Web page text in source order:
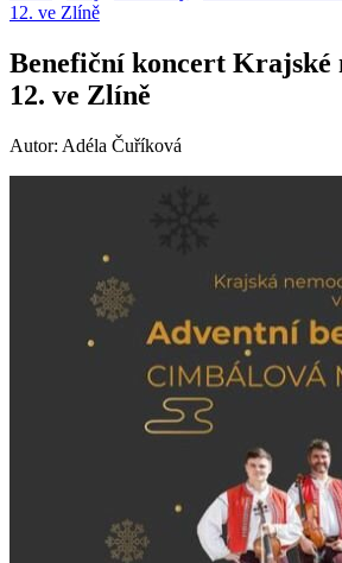
12. ve Zlíně
Benefiční koncert Krajské
12. ve Zlíně
Autor: Adéla Čuříková